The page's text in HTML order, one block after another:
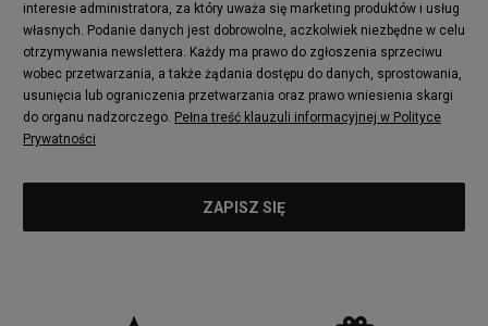
interesie administratora, za który uważa się marketing produktów i usług
własnych. Podanie danych jest dobrowolne, aczkolwiek niezbędne w celu
otrzymywania newslettera. Każdy ma prawo do zgłoszenia sprzeciwu
wobec przetwarzania, a także żądania dostępu do danych, sprostowania,
usunięcia lub ograniczenia przetwarzania oraz prawo wniesienia skargi
do organu nadzorczego. Pełna treść klauzuli informacyjnej w Polityce
Prywatności